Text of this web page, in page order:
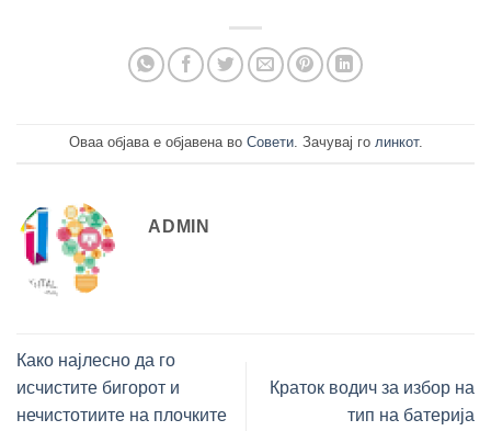
Оваа објава е објавена во Совети. Зачувај го линкот.
ADMIN
Како најлесно да го
исчистите бигорот и
нечистотиите на плочките
Краток водич за избор на
тип на батерија